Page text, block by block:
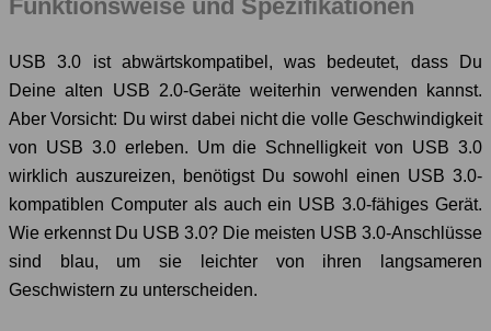
Funktionsweise und Spezifikationen
USB 3.0 ist abwärtskompatibel, was bedeutet, dass Du
Deine alten USB 2.0-Geräte weiterhin verwenden kannst.
Aber Vorsicht: Du wirst dabei nicht die volle Geschwindigkeit
von USB 3.0 erleben. Um die Schnelligkeit von USB 3.0
wirklich auszureizen, benötigst Du sowohl einen USB 3.0-
kompatiblen Computer als auch ein USB 3.0-fähiges Gerät.
Wie erkennst Du USB 3.0? Die meisten USB 3.0-Anschlüsse
sind blau, um sie leichter von ihren langsameren
Geschwistern zu unterscheiden.